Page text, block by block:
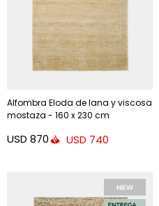
Alfombra Eloda de lana y viscosa
mostaza - 160 x 230 cm
USD 870 USD 740